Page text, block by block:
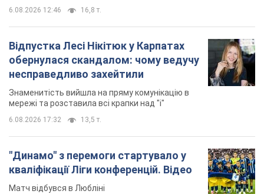
6.08.2026 12:46 16,8 т.
Відпустка Лесі Нікітюк у Карпатах
обернулася скандалом: чому ведучу
несправедливо захейтили
Знаменитість вийшла на пряму комунікацію в
мережі та розставила всі крапки над "і"
6.08.2026 17:32 13,5 т.
"Динамо" з перемоги стартувало у
кваліфікації Ліги конференцій. Відео
Матч відбувся в Любліні